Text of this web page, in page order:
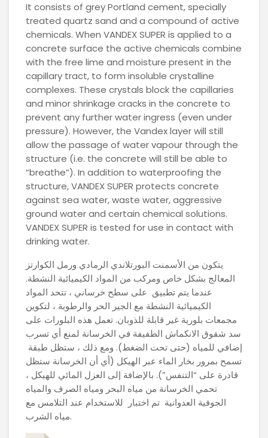
It consists of grey Portland cement, specially
treated quartz sand and a compound of active
chemicals. When VANDEX SUPER is applied to a
concrete surface the active chemicals combine
with the free lime and moisture present in the
capillary tract, to form insoluble crystalline
complexes. These crystals block the capillaries
and minor shrinkage cracks in the concrete to
prevent any further water ingress (even under
pressure). However, the Vandex layer will still
allow the passage of water vapour through the
structure (i.e. the concrete will still be able to
“breathe”). In addition to waterproofing the
structure, VANDEX SUPER protects concrete
against sea water, waste water, aggressive
ground water and certain chemical solutions.
VANDEX SUPER is tested for use in contact with
drinking water.
يتكون من الأسمنت البورتلاندي الرمادي ورمل الكوارتز
المعالج بشكل خاص ومركب من المواد الكيميائية النشطة.
عندما يتم تطبيق على سطح خرساني ، تتحد المواد
الكيميائية النشطة مع الجير الحر والرطوبة ، لتكوين
مجمعات بلورية غير قابلة للذوبان. تعمل هذه البلورات على
سد شقوق الانكماش الطفيفة في الخرسانة لمنع أي تسرب
إضافي للمياه (حتى تحت الضغط). ومع ذلك ، ستظل طبقة
تسمح بمرور بخار الماء عبر الهيكل (أي أن الخرسانة ستظل
قادرة على “التنفس”). بالإضافة إلى العزل المائي للهيكل ،
تحمي الخرسانة من مياه البحر ومياه الصرف والمياه
الجوفية العدوانية تم اختبار للاستخدام عند التلامس مع
مياه الشرب.